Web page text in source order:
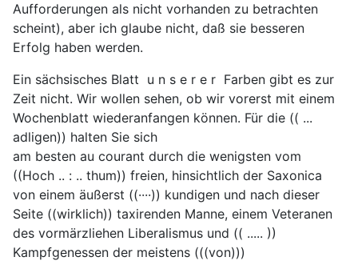
Aufforderungen als nicht vorhanden zu betrachten
scheint), aber ich glaube nicht, daß sie besseren
Erfolg haben werden.
Ein sächsisches Blatt u n s e r e r Farben gibt es zur
Zeit nicht. Wir wollen sehen, ob wir vorerst mit einem
Wochenblatt wiederanfangen können. Für die (( ...
adligen)) halten Sie sich
am besten au courant durch die wenigsten vom
((Hoch .. : .. thum)) freien, hinsichtlich der Saxonica
von einem äußerst ((····)) kundigen und nach dieser
Seite ((wirklich)) taxirenden Manne, einem Veteranen
des vormärzliehen Liberalismus und (( ..... ))
Kampfgenessen der meistens (((von)))